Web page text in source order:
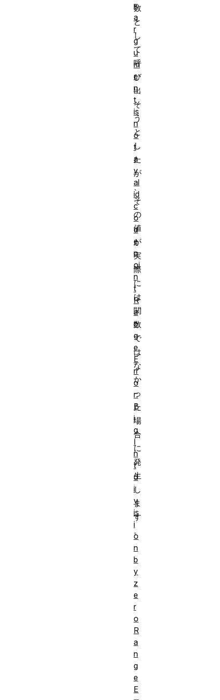
数
と
し
て
呼
び
出
そ
う
と
し
た
が
、
そ
の
値
が
実
際
に
は
関
数
で
は
な
か
っ
た
場
合
に
発
生
し
ま
す
。
r:
a
r
g
u
m
e
n
t
is
n
o
t
a
v
al
id
c
o
d
e
p
oi
n
t
R
a
n
g
e
E
rr
o
r:
B
i
g
I
n
t
d
i
v
is
i
o
n
b
y
z
e
r
o
R
a
n
g
e
E